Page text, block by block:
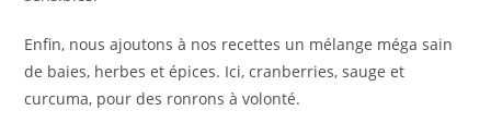
Enfin, nous ajoutons à nos recettes un mélange méga sain
de baies, herbes et épices. Ici, cranberries, sauge et
curcuma, pour des ronrons à volonté.